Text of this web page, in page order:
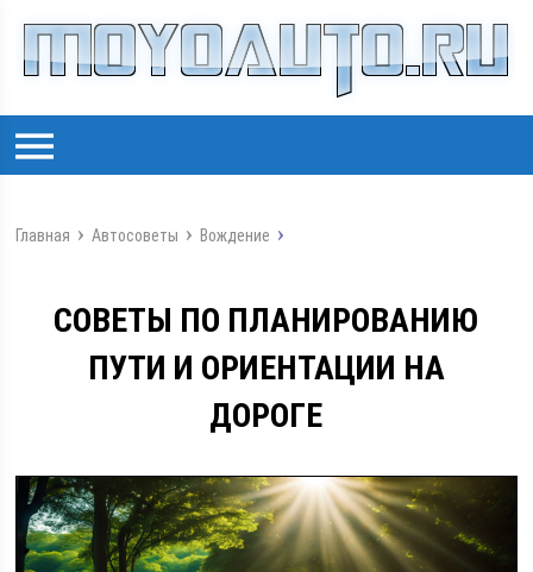
Главная Автосоветы Вождение
СОВЕТЫ ПО ПЛАНИРОВАНИЮ
ПУТИ И ОРИЕНТАЦИИ НА
ДОРОГЕ